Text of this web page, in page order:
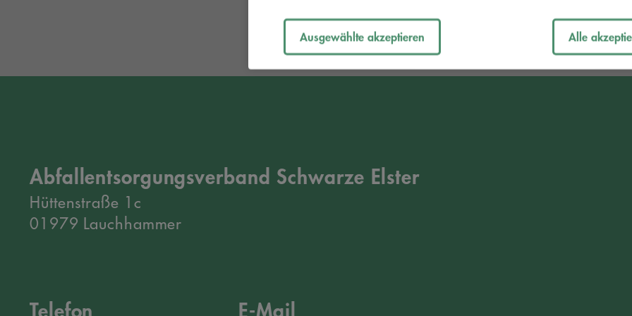
Artikel lesen
Abfallentsorgungsverband Schwarze Elster
Hüttenstraße 1c
01979 Lauchhammer
Telefon E-Mail
Ausgewählte akzeptieren Alle